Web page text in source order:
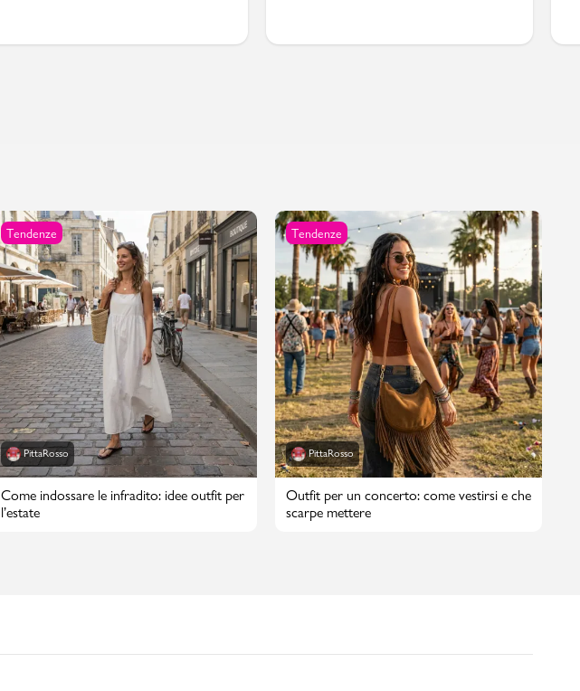
Tendenze
PittaRosso
Come indossare le infradito: idee outfit per
l’estate
Tendenze
PittaRosso
Outfit per un concerto: come vestirsi e che
scarpe mettere